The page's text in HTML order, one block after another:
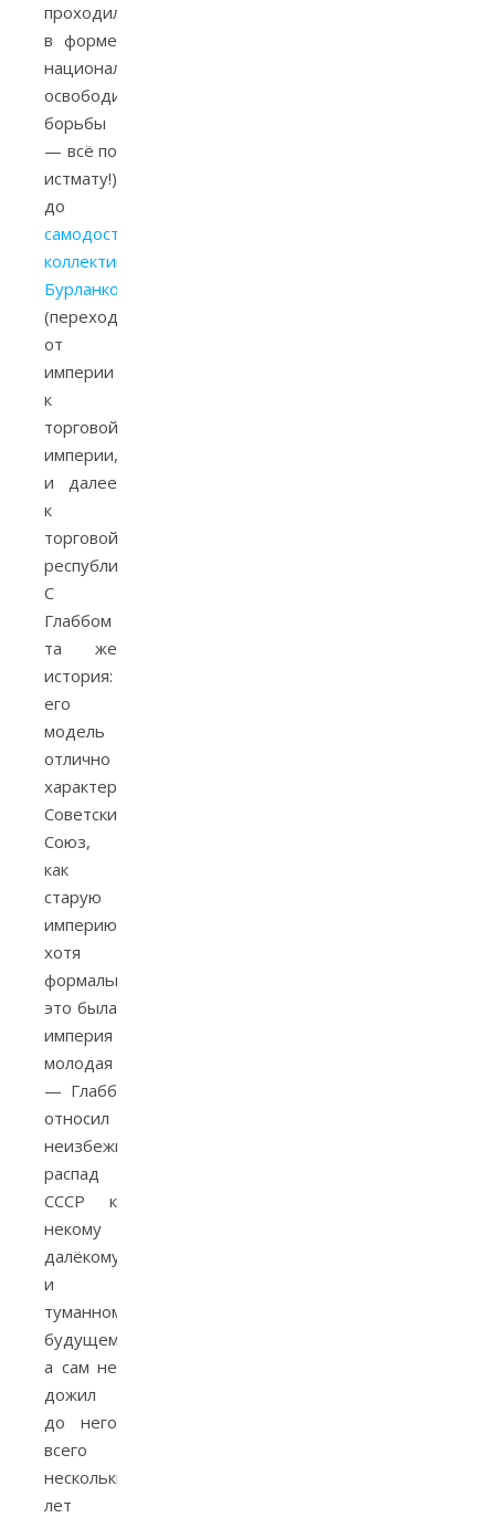
проходила
в форме
национально-
освободительной
борьбы
— всё по
истмату!)
до
самодостаточных
коллективов
Бурланкова
(переход
от
империи
к
торговой
империи,
и далее
к
торговой
республике).
С
Глаббом
та же
история:
его
модель
отлично
характеризует
Советский
Союз,
как
старую
империю,
хотя
формально
это была
империя
молодая
— Глабб
относил
неизбежный
распад
СССР к
некому
далёкому
и
туманному
будущему,
а сам не
дожил
до него
всего
нескольких
лет